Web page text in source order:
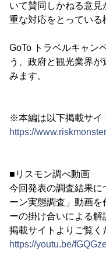
いて賛同しかねる意
重な対応をとっている
GoTo トラベルキャン
う、政府と観光業界
みます。
※本編は以下掲載サイ
https://
■リスモン調べ動画
今回発表の調査結果に
ーン実態調査」動画
ーの掛け合いによる解
掲載サイトよりご覧く
https://youtu.be/